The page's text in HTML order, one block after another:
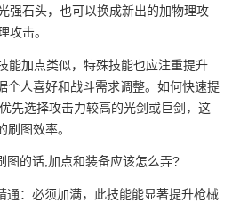
强石头，也可以换成新出的加物理攻
攻击。
能加点类似，特殊技能也应注重提升
个人喜好和战斗需求调整。如何快速提
先选择攻击力较高的光剑或巨剑，这
图效率。
图的话,加点和装备应该怎么弄?
通：必须加满，此技能能显著提升枪械